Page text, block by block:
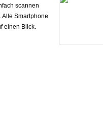
scannen
Alle Smartphone
einen Blick.